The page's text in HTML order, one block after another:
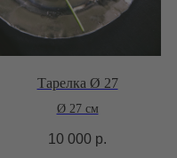
Тарелка Ø 27
Ø 27 см
10 000 р.